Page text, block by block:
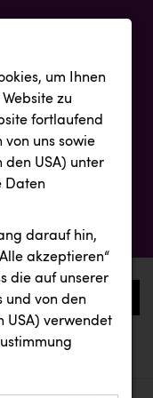
0
um Ihnen
zu
fortlaufend
von uns sowie
USA) unter
Daten
darauf hin,
akzeptieren“
die auf unserer
und von den
USA) verwendet